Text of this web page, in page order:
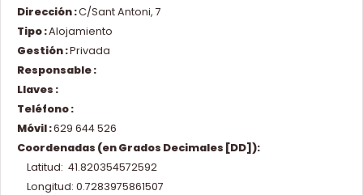
Dirección :C/Sant Antoni, 7
Tipo :Alojamiento
Gestión :Privada
Responsable :
Llaves :
Teléfono :
Móvil :629 644 526
Coordenadas (en Grados Decimales [DD]):
Latitud: 41.820354572592
Longitud: 0.7283975861507